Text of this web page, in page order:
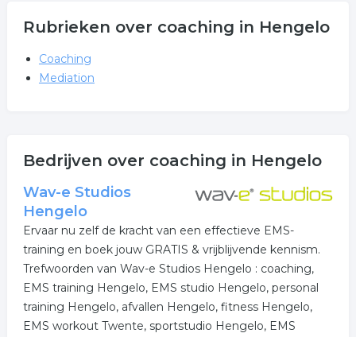
Rubrieken over coaching in Hengelo
Coaching
Mediation
Bedrijven over coaching in Hengelo
Wav-e Studios
Hengelo
Ervaar nu zelf de kracht van een effectieve EMS-
training en boek jouw GRATIS & vrijblijvende kennism.
Trefwoorden van Wav-e Studios Hengelo : coaching,
EMS training Hengelo, EMS studio Hengelo, personal
training Hengelo, afvallen Hengelo, fitness Hengelo,
EMS workout Twente, sportstudio Hengelo, EMS